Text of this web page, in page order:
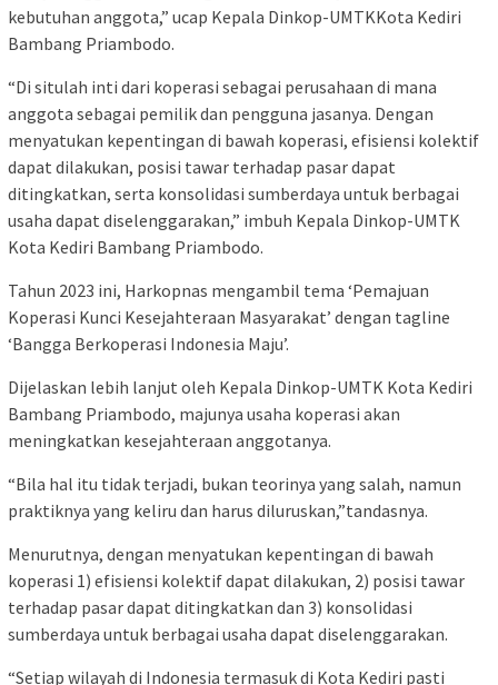
kebutuhan anggota,” ucap Kepala Dinkop-UMTKKota Kediri
Bambang Priambodo.
“Di situlah inti dari koperasi sebagai perusahaan di mana
anggota sebagai pemilik dan pengguna jasanya. Dengan
menyatukan kepentingan di bawah koperasi, efisiensi kolektif
dapat dilakukan, posisi tawar terhadap pasar dapat
ditingkatkan, serta konsolidasi sumberdaya untuk berbagai
usaha dapat diselenggarakan,” imbuh Kepala Dinkop-UMTK
Kota Kediri Bambang Priambodo.
Tahun 2023 ini, Harkopnas mengambil tema ‘Pemajuan
Koperasi Kunci Kesejahteraan Masyarakat’ dengan tagline
‘Bangga Berkoperasi Indonesia Maju’.
Dijelaskan lebih lanjut oleh Kepala Dinkop-UMTK Kota Kediri
Bambang Priambodo, majunya usaha koperasi akan
meningkatkan kesejahteraan anggotanya.
“Bila hal itu tidak terjadi, bukan teorinya yang salah, namun
praktiknya yang keliru dan harus diluruskan,”tandasnya.
Menurutnya, dengan menyatukan kepentingan di bawah
koperasi 1) efisiensi kolektif dapat dilakukan, 2) posisi tawar
terhadap pasar dapat ditingkatkan dan 3) konsolidasi
sumberdaya untuk berbagai usaha dapat diselenggarakan.
“Setiap wilayah di Indonesia termasuk di Kota Kediri pasti